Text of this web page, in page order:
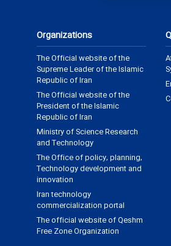
Organizations
The Official website of the
Supreme Leader of the Islamic
Republic of Iran
The Official website of the
President of the Islamic
Republic of Iran
Ministry of Science Research
and Technology
The Office of policy, planning,
Technology development and
innovation
Iran technology
commercialization portal
The official website of Qeshm
Free Zone Organization